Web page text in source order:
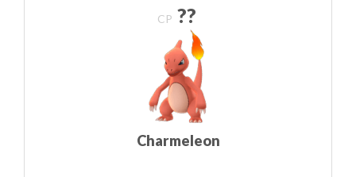
CP ??
Charmeleon